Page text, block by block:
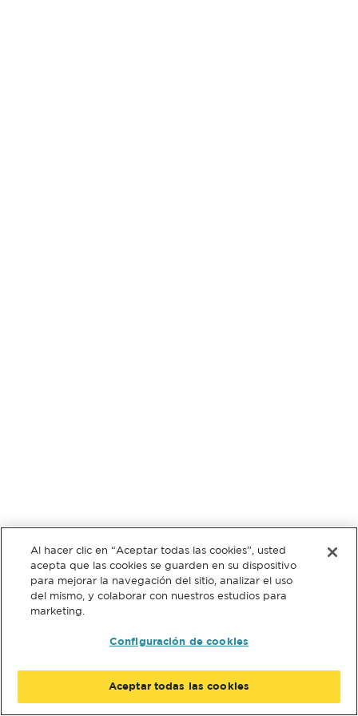
Al hacer clic en “Aceptar todas las cookies”, usted
acepta que las cookies se guarden en su dispositivo
para mejorar la navegación del sitio, analizar el uso
del mismo, y colaborar con nuestros estudios para
marketing.
Configuración de cookies
Aceptar todas las cookies